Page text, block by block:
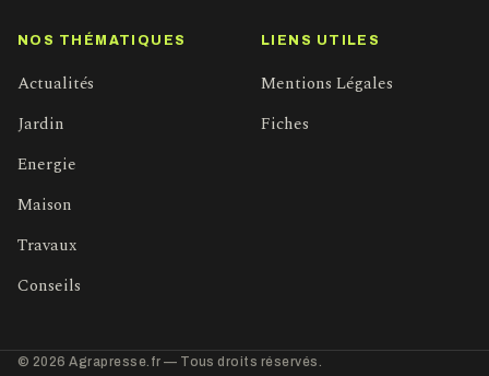
NOS THÉMATIQUES
Actualités
Jardin
Energie
Maison
Travaux
Conseils
LIENS UTILES
Mentions Légales
Fiches
© 2026 Agrapresse.fr — Tous droits réservés.